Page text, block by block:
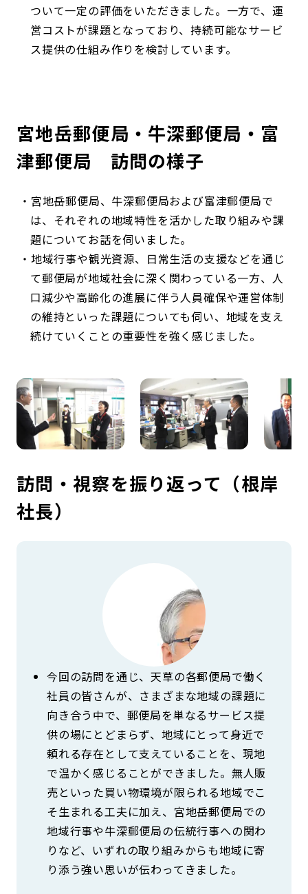
ついて一定の評価をいただきました。一方で、運
営コストが課題となっており、持続可能なサービ
ス提供の仕組み作りを検討しています。
宮地岳郵便局・牛深郵便局・富
津郵便局 訪問の様子
宮地岳郵便局、牛深郵便局および富津郵便局で
は、それぞれの地域特性を活かした取り組みや課
題についてお話を伺いました。
地域行事や観光資源、日常生活の支援などを通じ
て郵便局が地域社会に深く関わっている一方、人
口減少や高齢化の進展に伴う人員確保や運営体制
の維持といった課題についても伺い、地域を支え
続けていくことの重要性を強く感じました。
訪問・視察を振り返って（根岸
社長）
今回の訪問を通じ、天草の各郵便局で働く
社員の皆さんが、さまざまな地域の課題に
向き合う中で、郵便局を単なるサービス提
供の場にとどまらず、地域にとって身近で
頼れる存在として支えていることを、現地
で温かく感じることができました。無人販
売といった買い物環境が限られる地域でこ
そ生まれる工夫に加え、宮地岳郵便局での
地域行事や牛深郵便局の伝統行事への関わ
りなど、いずれの取り組みからも地域に寄
り添う強い思いが伝わってきました。